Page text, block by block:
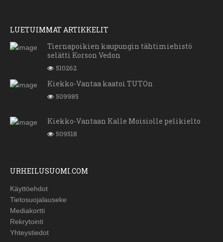
LUETUIMMAT ARTIKKELIT
Tiernapoikien kaupungin tähtimiehistö
selätti Korson Vedon
510262
Kiekko-Vantaa kaatoi TUTOn
509985
Kiekko-Vantaan Kalle Moisiolle pelikielto
509518
URHEILUSUOMI.COM
Käyttöehdot
Tietosuojalauseke
Mediakortti
Rekrytointi
Yhteystiedot